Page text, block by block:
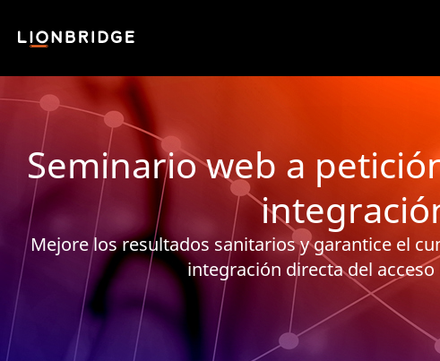
Seminario web a
Mejore los resultados sanitarios y garantice el
integración directa del